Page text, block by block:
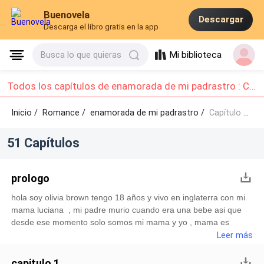
Buenovela
Descarga el libro gratis en la app
Descargar
Busca lo que quieras Mi biblioteca
Todos los capítulos de enamorada de mi padrastro : Capítulo 1 - Capítulo 10
Inicio / Romance/enamorada de mi padrastro / Capítulo 1 - Capítulo 10
51 Capítulos
prologo
hola soy olivia brown tengo 18 años y vivo en inglaterra con mi
mama luciana , mi padre murio cuando era una bebe asi que
desde ese momento solo somos mi mama y yo , mama es
enfermera y trabaja en un hospital del centro y yo por el
carrera de negocios internacionales ; estoy en mi habitacion
Leer más